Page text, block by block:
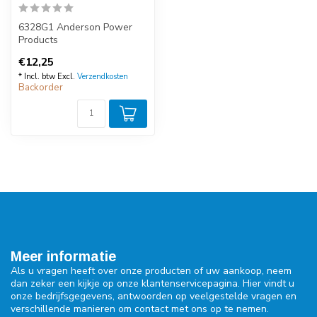
6328G1 Anderson Power
Products
€12,25
* Incl. btw Excl. Verzendkosten
Backorder
Meer informatie
Als u vragen heeft over onze producten of uw aankoop, neem
dan zeker een kijkje op onze klantenservicepagina. Hier vindt u
onze bedrijfsgegevens, antwoorden op veelgestelde vragen en
verschillende manieren om contact met ons op te nemen.